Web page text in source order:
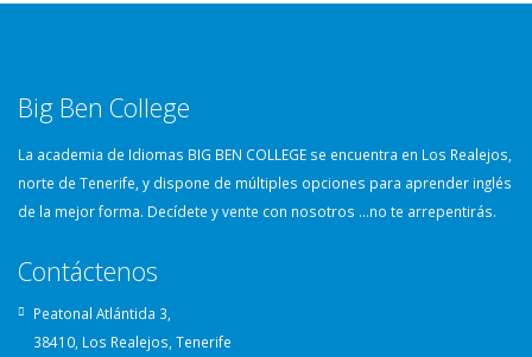
Big Ben College
La academia de Idiomas BIG BEN COLLEGE se encuentra en Los Realejos,
norte de Tenerife, y dispone de múltiples opciones para aprender inglés
de la mejor forma. Decídete y vente con nosotros …no te arrepentirás.
Contáctenos
Peatonal Atlántida 3,
38410, Los Realejos, Tenerife